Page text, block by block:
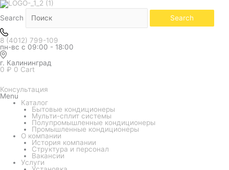
Search Search
8 (4012) 799-109
пн-вс с 09:00 - 18:00
г. Калининград
0 ₽ 0 Cart
Консультация
Menu
Каталог
Бытовые кондиционеры
Мульти-сплит системы
Полупромышленные кондиционеры
Промышленные кондиционеры
О компании
История компании
Структура и персонал
Вакансии
Услуги
Количество
товара
Наружный
блок
мульти
системы
Midea
M-
OE-
Q1
M4OE-